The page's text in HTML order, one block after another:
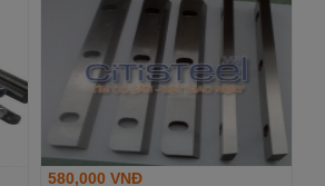
580,000 VNĐ